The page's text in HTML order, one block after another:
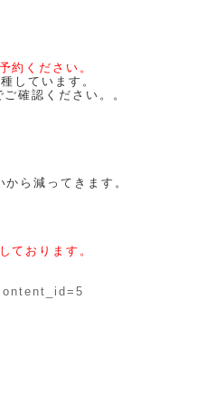
約ください。
しています。
確認ください。。
ら減ってきます。
ております。